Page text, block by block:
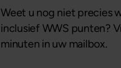
Weet u nog niet precies
inclusief WWS punten?
minuten in uw mailbox.